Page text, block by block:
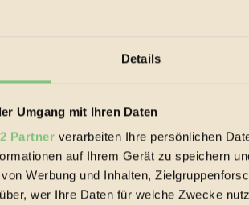
Details
Umgang mit Ihren Daten
Partner verarbeiten Ihre persönlichen
auf Ihrem Gerät zu speichern
Werbung und Inhalten,
wer Ihre Daten für welche Zwecke
Ländern erst im Anlaufen ist, haben sich